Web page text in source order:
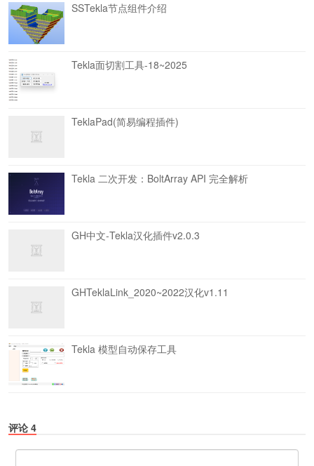
SSTekla节点组件介绍
Tekla面切割工具-18~2025
TeklaPad(简易编程插件)
Tekla 二次开发：BoltArray API 完全解析
GH中文-Tekla汉化插件v2.0.3
GHTeklaLink_2020~2022汉化v1.11
Tekla 模型自动保存工具
评论 4